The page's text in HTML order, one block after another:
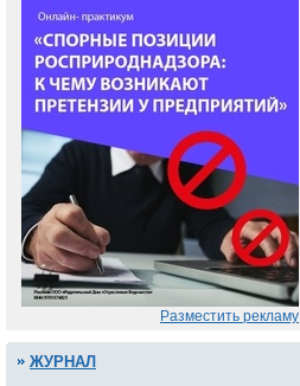
Разместить рекламу
ЖУРНАЛ